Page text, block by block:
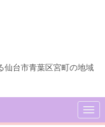
仙台市青葉区宮町の地域
N
a